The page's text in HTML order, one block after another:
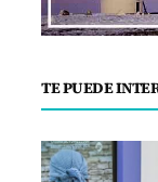
TE PUEDE